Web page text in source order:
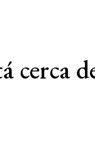
cerca